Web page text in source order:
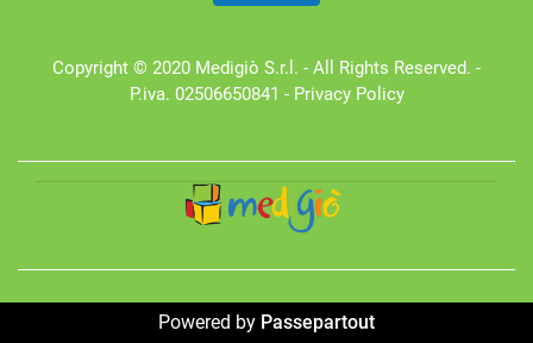
Copyright © 2020 Medigiò S.r.l. - All Rights Reserved. -
P.iva. 02506650841 - Privacy Policy
Powered by Passepartout